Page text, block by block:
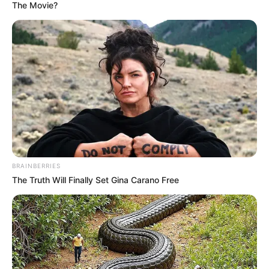
TEMAS RELACIONADOS
NOTICIAS LA GUAJIRA MAR DE LEVA
DIBULLA
PALOMINO
MANTÉNGASE EN ALERTA
interesan. Para estar bien informado, por
favor, active las notificaciones de Alerta.
ACTIVAR AHORA
The Movie?
BRAINBERRIES
The Truth Will Finally Set Gina Carano Free